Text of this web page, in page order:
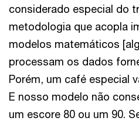
considerado especial do
metodologia que acopla
modelos matemáticos
processam os dados
Porém, um café especial
E nosso modelo não
um escore 80 ou um 90.